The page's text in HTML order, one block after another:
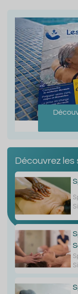
Découvrez